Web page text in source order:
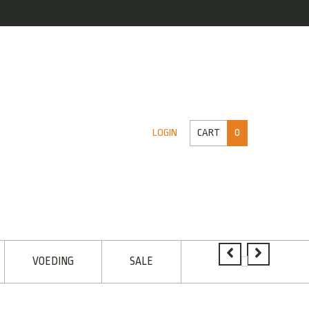
LOGIN CART 0
VOEDING SALE